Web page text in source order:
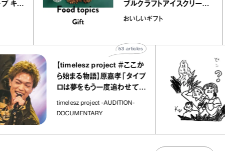
レープ キャ
ブルクラフトアイスクリー
｜真野知子の「おいしいギ
おいしいギフト
【timelesz project ＃ここか
ら始まる物語】原嘉孝「タイプ
ロは夢をもう一度追わせてく
れた場所」
timelesz project -AUDITION-
DOCUMENTARY
articles